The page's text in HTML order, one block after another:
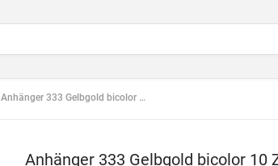
Anhänger 333 Gelbgold bicolor 10 Zirkonia 1 blauer Saphir Goldanhänger
Anhänger 333 Gelbgold bicolor 10